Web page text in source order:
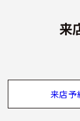
来
来店予